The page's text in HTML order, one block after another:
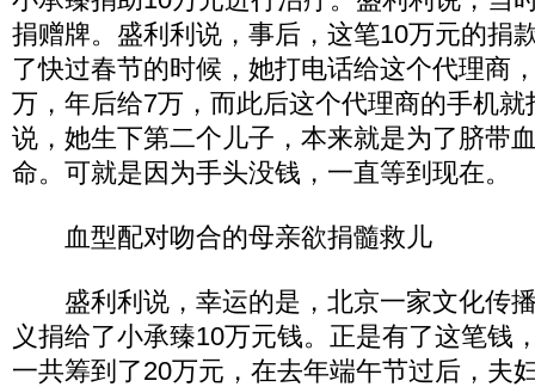
捐赠牌。盛利利说，事后，这笔10万元的捐
了快过春节的时候，她打电话给这个代理商
万，年后给7万，而此后这个代理商的手机
说，她生下第二个儿子，本来就是为了脐带
命。可就是因为手头没钱，一直等到现在。
血型配对吻合的母亲欲捐髓救儿
盛利利说，幸运的是，北京一家文化传
义捐给了小承臻10万元钱。正是有了这笔钱
一共筹到了20万元，在去年端午节过后，夫